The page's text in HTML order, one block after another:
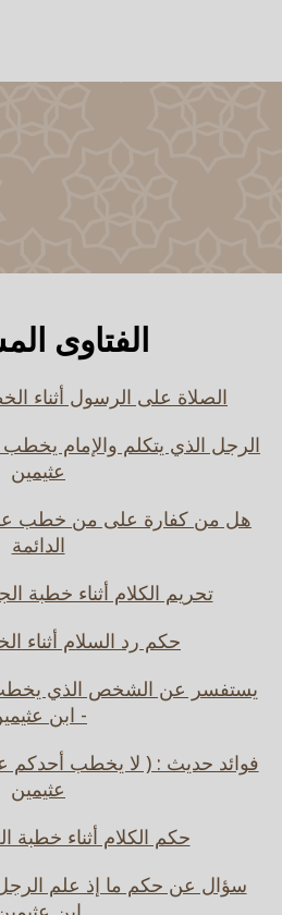
الفتاوى
الصلاة على الرسول أثناء
الرجل الذي يتكلم والإمام
عثيمين
هل من كفارة على من خطب
الدائمة
تحريم الكلام أثناء خطبة
حكم رد السلام أثناء
يستفسر عن الشخص الذي يخطب
- ابن
فوائد حديث : ( لا يخطب أحدكم
عثيمين
حكم الكلام أثناء خطبة
سؤال عن حكم ما إذ علم